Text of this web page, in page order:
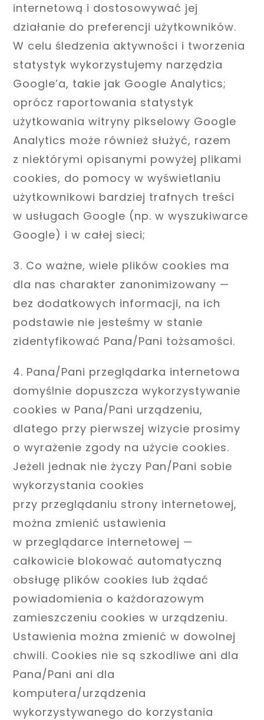
internetową i dostosowywać jej
działanie do preferencji użytkowników.
W celu śledzenia aktywności i tworzenia
statystyk wykorzystujemy narzędzia
Google’a, takie jak Google Analytics;
oprócz raportowania statystyk
użytkowania witryny pikselowy Google
Analytics może również służyć, razem
z niektórymi opisanymi powyżej plikami
cookies, do pomocy w wyświetlaniu
użytkownikowi bardziej trafnych treści
w usługach Google (np. w wyszukiwarce
Google) i w całej sieci;
3. Co ważne, wiele plików cookies ma
dla nas charakter zanonimizowany —
bez dodatkowych informacji, na ich
podstawie nie jesteśmy w stanie
zidentyfikować Pana/Pani tożsamości.
4. Pana/Pani przeglądarka internetowa
domyślnie dopuszcza wykorzystywanie
cookies w Pana/Pani urządzeniu,
dlatego przy pierwszej wizycie prosimy
o wyrażenie zgody na użycie cookies.
Jeżeli jednak nie życzy Pan/Pani sobie
wykorzystania cookies
przy przeglądaniu strony internetowej,
można zmienić ustawienia
w przeglądarce internetowej —
całkowicie blokować automatyczną
obsługę plików cookies lub żądać
powiadomienia o każdorazowym
zamieszczeniu cookies w urządzeniu.
Ustawienia można zmienić w dowolnej
chwili. Cookies nie są szkodliwe ani dla
Pana/Pani ani dla
komputera/urządzenia
wykorzystywanego do korzystania